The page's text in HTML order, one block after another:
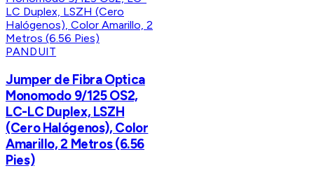
PANDUIT
Jumper de Fibra Optica
Monomodo 9/125 OS2,
LC-LC Duplex, LSZH
(Cero Halógenos), Color
Amarillo, 2 Metros (6.56
Pies)